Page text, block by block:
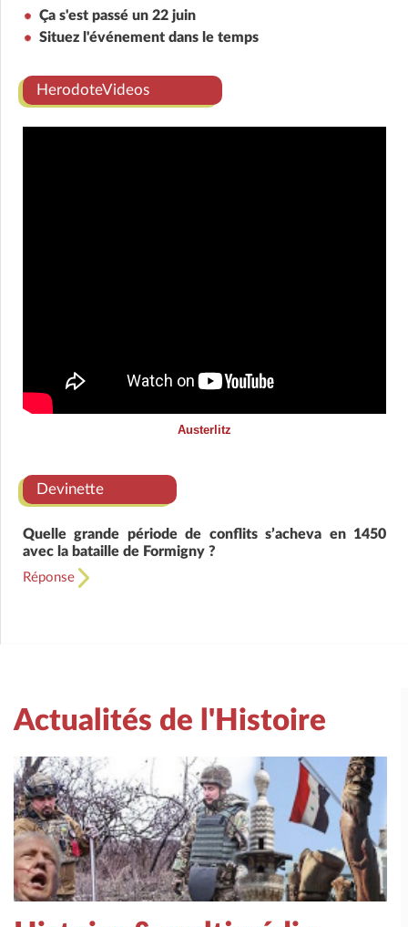
Ça s'est passé un 22 juin
Situez l'événement dans le temps
HerodoteVideos
Austerlitz
Devinette
Quelle grande période de conflits s’acheva en 1450
avec la bataille de Formigny ?
Réponse
Actualités de l'Histoire